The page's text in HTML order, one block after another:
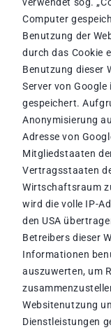
Computer
Benutzung der
durch das Cookie
Benutzung dieser
Server von
gespeichert.
Anonymisierung
Adresse von
Mitgliedstaaten
Vertragsstaaten
Wirtschaftsraum
wird die volle IP-
den USA
Betreibers dieser
Informationen
auszuwerten, um
Websitenutzung
Dienstleistungen